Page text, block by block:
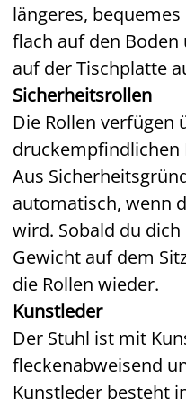
längeres,
flach auf den
auf der Tischplatte
Sicherheitsrollen
Die Rollen verfügen
druckempfindlichen
Aus
automatisch, wenn
wird. Sobald du
Gewicht auf dem
die Rollen wieder.
Kunstleder
Der Stuhl ist mit
fleckenabweisend
Kunstleder besteht